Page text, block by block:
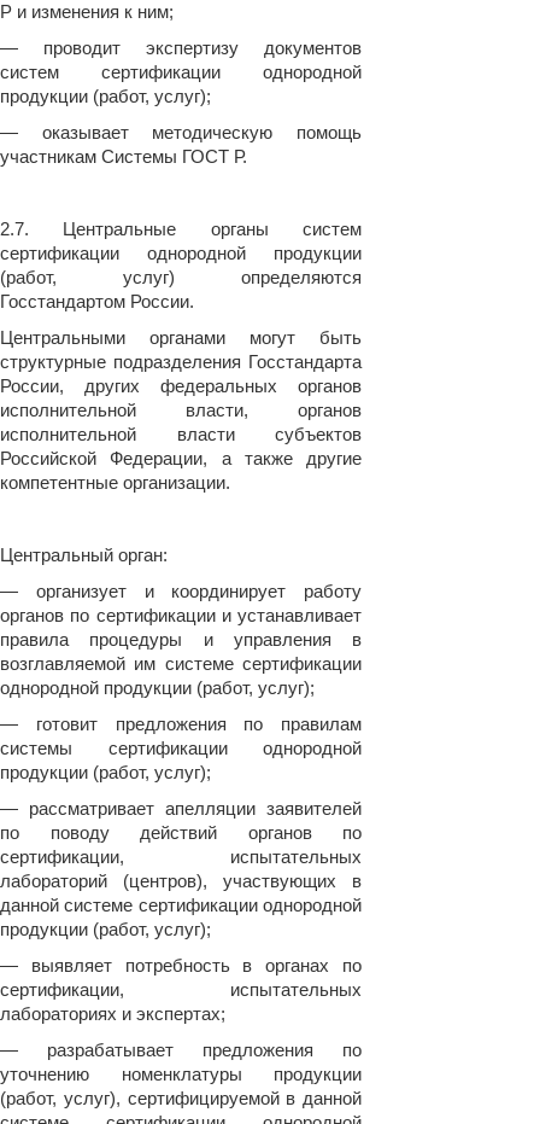
Р и изменения к ним;
— проводит экспертизу документов
систем сертификации однородной
продукции (работ, услуг);
— оказывает методическую помощь
участникам Системы ГОСТ Р.
2.7. Центральные органы систем
сертификации однородной продукции
(работ, услуг) определяются
Госстандартом России.
Центральными органами могут быть
структурные подразделения Госстандарта
России, других федеральных органов
исполнительной власти, органов
исполнительной власти субъектов
Российской Федерации, а также другие
компетентные организации.
Центральный орган:
— организует и координирует работу
органов по сертификации и устанавливает
правила процедуры и управления в
возглавляемой им системе сертификации
однородной продукции (работ, услуг);
— готовит предложения по правилам
системы сертификации однородной
продукции (работ, услуг);
— рассматривает апелляции заявителей
по поводу действий органов по
сертификации, испытательных
лабораторий (центров), участвующих в
данной системе сертификации однородной
продукции (работ, услуг);
— выявляет потребность в органах по
сертификации, испытательных
лабораториях и экспертах;
— разрабатывает предложения по
уточнению номенклатуры продукции
(работ, услуг), сертифицируемой в данной